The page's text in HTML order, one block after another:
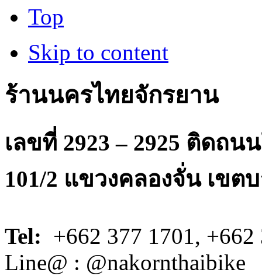
Top
Skip to content
ร้านนครไทยจักรยาน
เลขที่ 2923 – 2925 ติดถ
101/2 แขวงคลองจั่น เขต
Tel: +662 377 1701,
Line@ : @nakornthaibike